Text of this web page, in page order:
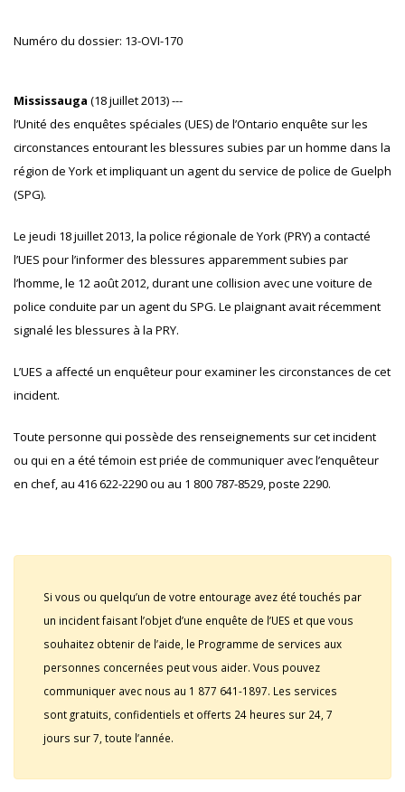
Numéro du dossier: 13-OVI-170
Mississauga (18 juillet 2013) ---
l’Unité des enquêtes spéciales (UES) de l’Ontario enquête sur les
circonstances entourant les blessures subies par un homme dans la
région de York et impliquant un agent du service de police de Guelph
(SPG).
Le jeudi 18 juillet 2013, la police régionale de York (PRY) a contacté
l’UES pour l’informer des blessures apparemment subies par
l’homme, le 12 août 2012, durant une collision avec une voiture de
police conduite par un agent du SPG. Le plaignant avait récemment
signalé les blessures à la PRY.
L’UES a affecté un enquêteur pour examiner les circonstances de cet
incident.
Toute personne qui possède des renseignements sur cet incident
ou qui en a été témoin est priée de communiquer avec l’enquêteur
en chef, au 416 622-2290 ou au 1 800 787-8529, poste 2290.
Si vous ou quelqu’un de votre entourage avez été touchés par
un incident faisant l’objet d’une enquête de l’UES et que vous
souhaitez obtenir de l’aide, le Programme de services aux
personnes concernées peut vous aider. Vous pouvez
communiquer avec nous au 1 877 641-1897. Les services
sont gratuits, confidentiels et offerts 24 heures sur 24, 7
jours sur 7, toute l’année.